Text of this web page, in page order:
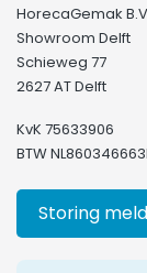
HorecaGemak
Showroom Delft
Schieweg 77
2627 AT Delft
KvK 75633906
BTW
Storing